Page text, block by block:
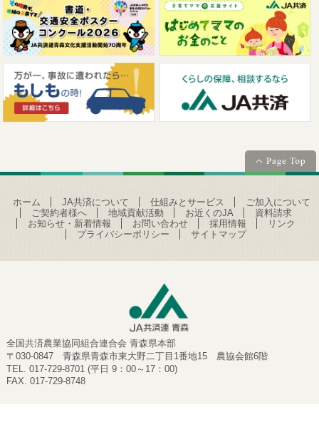
ホーム JA共済について 仕組みとサービス
ご加入について
ご契約者様へ
地域貢献活動 お近くのJA
資料請求
お知らせ・新着情報
お問い合わせ 採用情報
リンク
プライバシーポリシー
サイトマップ
全国共済農業協同組合連合会 青森県本部
〒030-0847 青森県青森市東大野二丁目1番地15 農協会館6階
TEL. 017-729-8701 (平日 9：00～17：00)
FAX. 017-729-8748